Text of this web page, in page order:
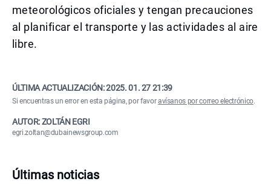
meteorológicos oficiales y tengan precauciones
al planificar el transporte y las actividades al aire
libre.
ÚLTIMA ACTUALIZACIÓN:2025. 01. 27 21:39
Si encuentras un error en esta página, por favoravísanos por correo electrónico.
AUTOR: ZOLTÁN EGRI
egri.zoltan@dubainewsgroup.com
Últimas noticias